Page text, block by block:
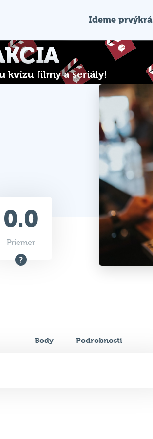
Ideme
0.0
Priemer
Body Podrobnosti